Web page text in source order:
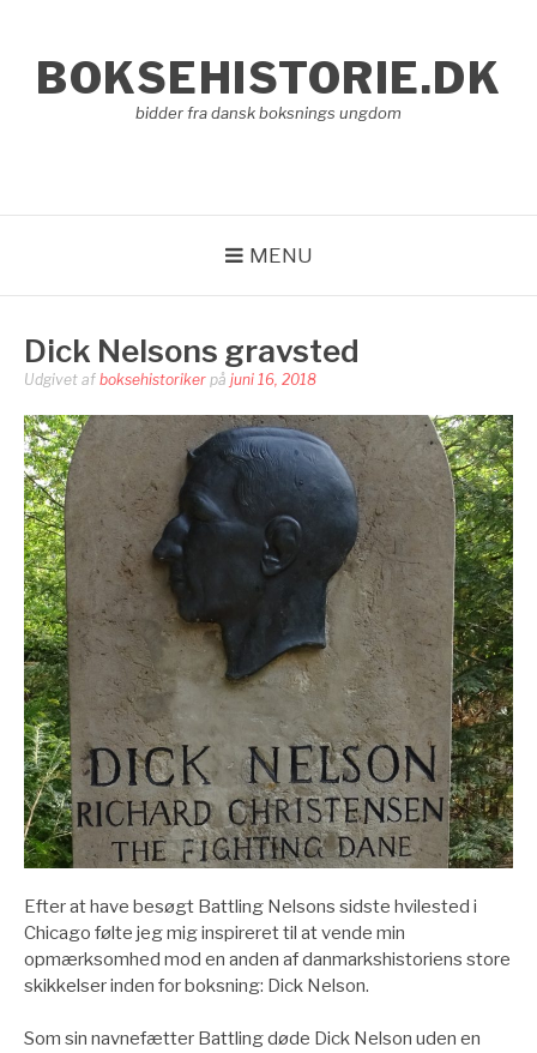
indholdBOKSEHISTORIE.DK
bidder fra dansk boksnings ungdom
MENU
Dick Nelsons gravsted
Udgivet af boksehistoriker på juni 16, 2018
Efter at have besøgt Battling Nelsons sidste hvilested i
Chicago følte jeg mig inspireret til at vende min
opmærksomhed mod en anden af danmarkshistoriens store
skikkelser inden for boksning: Dick Nelson.
Som sin navnefætter Battling døde Dick Nelson uden en